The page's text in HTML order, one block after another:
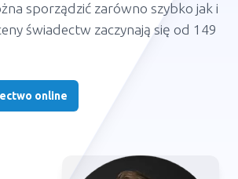
sporządzić zarówno szybko jak i
świadectw zaczynają się od 149
online